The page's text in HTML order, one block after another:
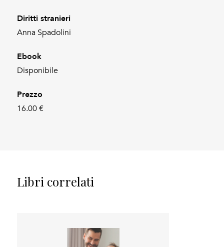
Diritti stranieri
Anna Spadolini
Ebook
Disponibile
Prezzo
16.00 €
Libri correlati